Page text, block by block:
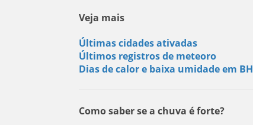
Veja mais
Últimas cidades ativadas
Últimos registros de meteoro
Dias de calor e baixa umidade em BH
Como saber se a chuva é forte?